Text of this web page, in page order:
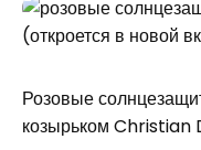
(откроется в новой
Розовые
козырьком Christian